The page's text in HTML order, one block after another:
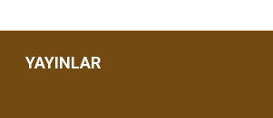
YAYINLAR